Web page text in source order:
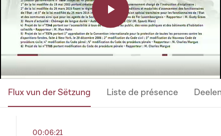
Play
Video
Flux vun der Sëtzung Liste de présence
00:06:21